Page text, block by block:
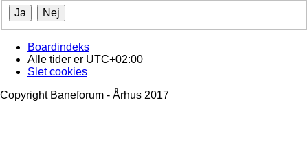
Boardindeks
Alle tider er UTC+02:00
Slet cookies
Copyright Baneforum - Århus 2017